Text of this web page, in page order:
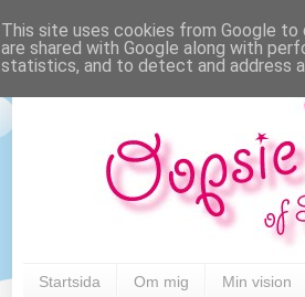
Startsida Om mig Min vision
This site uses cookies from Google to
are shared with Google along with
statistics, and to detect and address